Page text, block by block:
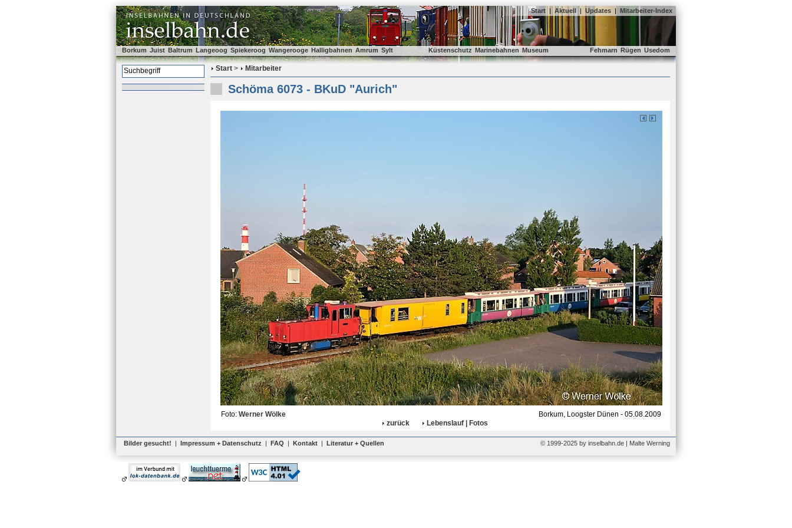
Start | Aktuell | Updates | Mitarbeiter-Index
Borkum Juist Baltrum Langeoog Spiekeroog Wangerooge Halligbahnen Amrum Sylt Küstenschutz Marinebahnen Museum Fehmarn Rügen Usedom
Start > Mitarbeiter
Schöma 6073 - BKuD "Aurich"
Foto: Werner Wölke
Borkum, Loogster Dünen - 05.08.2009
zurück
Lebenslauf | Fotos
Bilder gesucht! | Impressum + Datenschutz | FAQ | Kontakt | Literatur + Quellen © 1999-2025 by inselbahn.de | Malte Werning